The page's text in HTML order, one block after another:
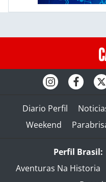
Diario Perfil
Weekend
Perfil Brasil:
Aventuras Na Historia